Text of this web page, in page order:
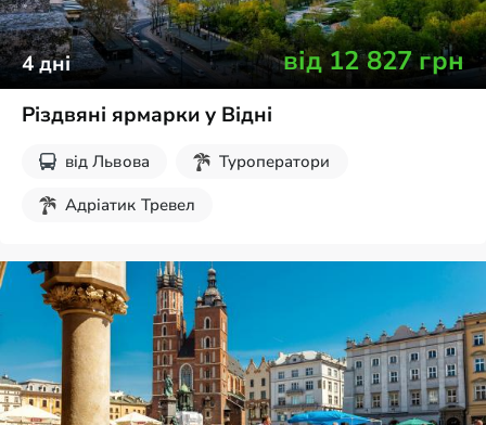
4дні від12 827грн
Різдвяні ярмарки у Відні
від Львова
Туроператори
Адріатик Тревел
Екскурсії на вихідні